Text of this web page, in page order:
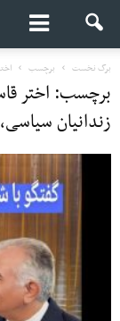
برگ نخست برچسب
برچسب: اختر
زندانیان